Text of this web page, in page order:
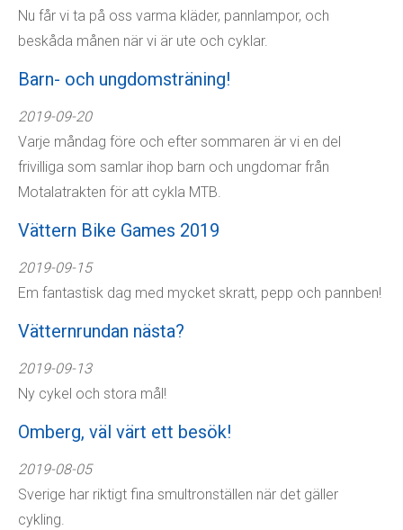
Nu får vi ta på oss varma kläder, pannlampor, och
beskåda månen när vi är ute och cyklar.​
Barn- och ungdomsträning!
2019-09-20
Varje måndag före och efter sommaren är vi en del
frivilliga som samlar ihop barn och ungdomar från
Motalatrakten för att cykla MTB.
Vättern Bike Games 2019
2019-09-15
Em fantastisk dag med mycket skratt, pepp och pannben!
Vätternrundan nästa?
2019-09-13
Ny cykel och stora mål!
Omberg, väl värt ett besök!
2019-08-05
​Sverige har riktigt fina smultronställen när det gäller
cykling.